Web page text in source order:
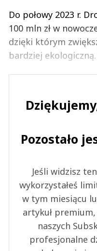
Do połowy 2023 r.
100 mln zł w
dzięki którym
bardziej
Pozostało
Jeśli widzisz
wykorzystałeś
w tym miesiącu
artykuł
naszych
profesjonalne